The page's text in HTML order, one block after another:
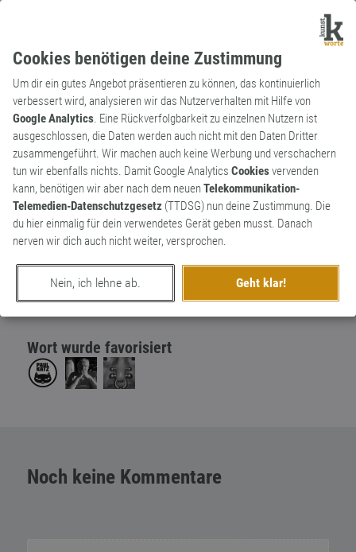
Cookies benötigen deine Zustimmung
Um dir ein gutes Angebot präsentieren zu können, das kontinuierlich
verbessert wird, analysieren wir das Nutzerverhalten mit Hilfe von
Google Analytics. Eine Rückverfolgbarkeit zu einzelnen Nutzern ist
ausgeschlossen, die Daten werden auch nicht mit den Daten Dritter
zusammengeführt. Wir machen auch keine Werbung und verschachern
tun wir ebenfalls nichts. Damit Google Analytics Cookiesvervenden
kann, benötigen wir aber nach dem neuenTelekommunikation-
Telemedien-Datenschutzgesetz (TTDSG) nun deine Zustimmung. Die
du hier einmalig für dein verwendetes Gerät geben musst. Danach
nerven wir dich auch nicht weiter, versprochen.
Nein, ich lehne ab. Geht klar!
Kunstwort
Substantiv
Einzelschusskind
Wenn das Kind gleich beim ersten Mal
gezeugt wird.
0
erschaffen von Gam3lock
am 12. Mai 2019
Wort wurde favorisiert
Noch keine Kommentare